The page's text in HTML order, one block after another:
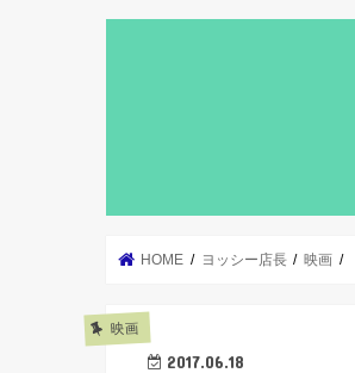
HOME ヨッシー店長 映画
映画
2017.06.18